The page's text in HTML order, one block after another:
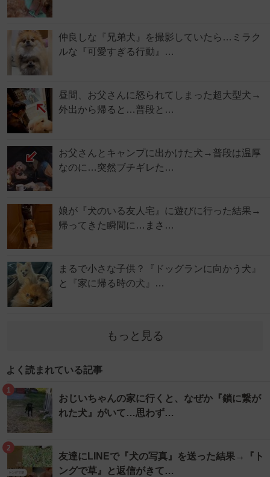
仲良しな『兄弟犬』を撮影していたら…ミラク
ルな『可愛すぎる行動』…
昼間、お父さんに怒られてしまった超大型犬→
外出から帰ると…普段と…
お父さんとキャンプに出かけた犬→普段は温厚
なのに…突然ブチギレた…
娘が『犬のいる友人宅』に遊びに行った結果→
帰ってきた瞬間に…まさ…
まるで小さな子供？『ドッグランに向かう犬』
と『家に帰る時の犬』…
もっと見る
よく読まれている記事
1
おじいちゃんの家に行くと、なぜか『鎖に繋が
れた犬』がいて…思わず…
2
友達にLINEで『犬の写真』を送った結果→『ト
ングで草』と返信がきて…